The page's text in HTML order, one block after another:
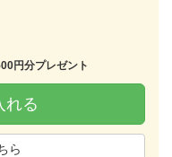
円分プレゼント
れる
ら